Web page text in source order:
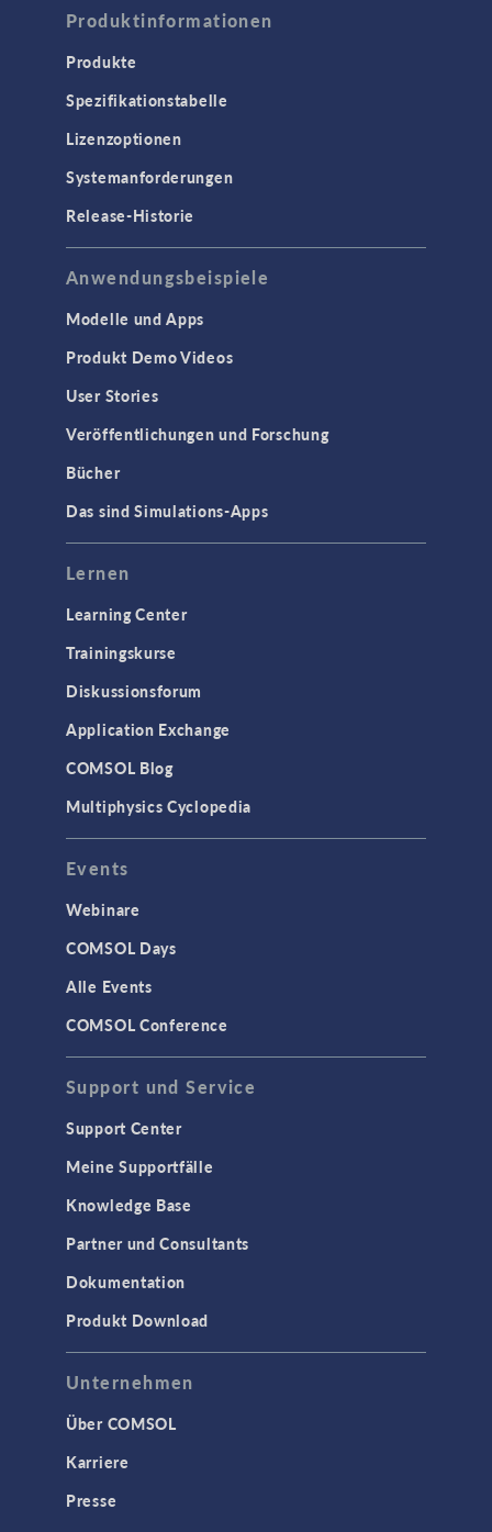
Produktinformationen
Produkte
Spezifikationstabelle
Lizenzoptionen
Systemanforderungen
Release-Historie
Anwendungsbeispiele
Modelle und Apps
Produkt Demo Videos
User Stories
Veröffentlichungen und Forschung
Bücher
Das sind Simulations-Apps
Lernen
Learning Center
Trainingskurse
Diskussionsforum
Application Exchange
COMSOL Blog
Multiphysics Cyclopedia
Events
Webinare
COMSOL Days
Alle Events
COMSOL Conference
Support und Service
Support Center
Meine Supportfälle
Knowledge Base
Partner und Consultants
Dokumentation
Produkt Download
Unternehmen
Über COMSOL
Karriere
Presse